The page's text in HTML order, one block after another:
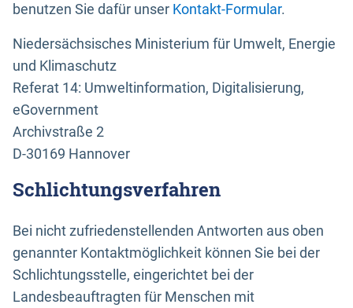
benutzen Sie dafür unser Kontakt-Formular.
Niedersächsisches Ministerium für Umwelt, Energie
und Klimaschutz
Referat 14: Umweltinformation, Digitalisierung,
eGovernment
Archivstraße 2
D-30169 Hannover
Schlichtungsverfahren
Bei nicht zufriedenstellenden Antworten aus oben
genannter Kontaktmöglichkeit können Sie bei der
Schlichtungsstelle, eingerichtet bei der
Landesbeauftragten für Menschen mit